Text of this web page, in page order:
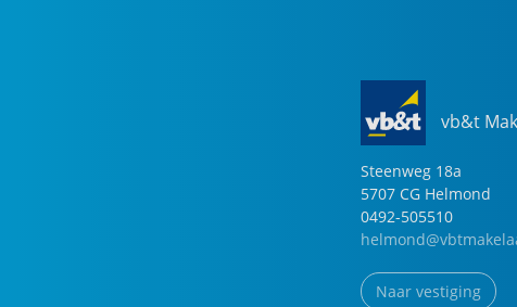
vb&t
Steenweg 18a
5707 CG Helmond
0492-505510
Naar vestiging